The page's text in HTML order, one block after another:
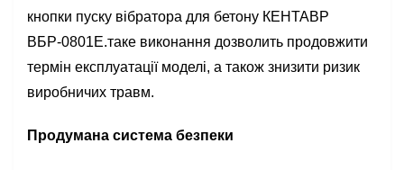
кнопки пуску вібратора для бетону КЕНТАВР
ВБР-0801Е.таке виконання дозволить продовжити
термін експлуатації моделі, а також знизити ризик
виробничих травм.
Продумана система безпеки